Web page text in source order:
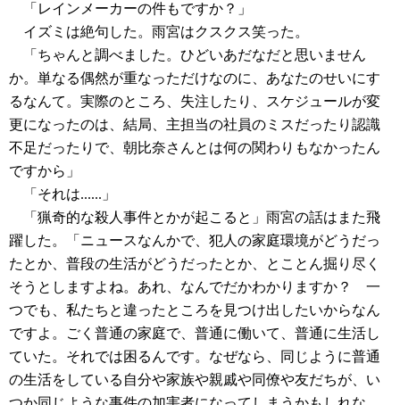
「レインメーカーの件もですか？」
イズミは絶句した。雨宮はクスクス笑った。
「ちゃんと調べました。ひどいあだなだと思いません
か。単なる偶然が重なっただけなのに、あなたのせいにす
るなんて。実際のところ、失注したり、スケジュールが変
更になったのは、結局、主担当の社員のミスだったり認識
不足だったりで、朝比奈さんとは何の関わりもなかったん
ですから」
「それは......」
「猟奇的な殺人事件とかが起こると」雨宮の話はまた飛
躍した。「ニュースなんかで、犯人の家庭環境がどうだっ
たとか、普段の生活がどうだったとか、とことん掘り尽く
そうとしますよね。あれ、なんでだかわかりますか？ 一
つでも、私たちと違ったところを見つけ出したいからなん
ですよ。ごく普通の家庭で、普通に働いて、普通に生活し
ていた。それでは困るんです。なぜなら、同じように普通
の生活をしている自分や家族や親戚や同僚や友だちが、い